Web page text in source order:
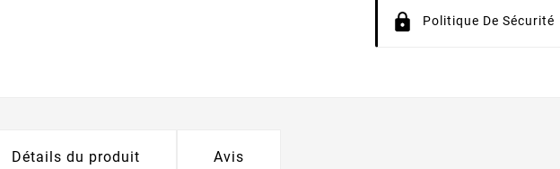
Politique De Sécurité
Détails du produit Avis